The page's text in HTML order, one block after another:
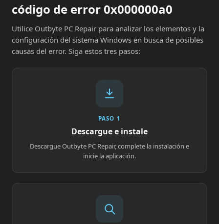
código de error 0x000000a0
Utilice Outbyte PC Repair para analizar los elementos y la
configuración del sistema Windows en busca de posibles
causas del error. Siga estos tres pasos:
PASO 1
Descargue e instale
Descargue Outbyte PC Repair, complete la instalación e
inicie la aplicación.